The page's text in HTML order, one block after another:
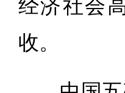
经济社会
收。